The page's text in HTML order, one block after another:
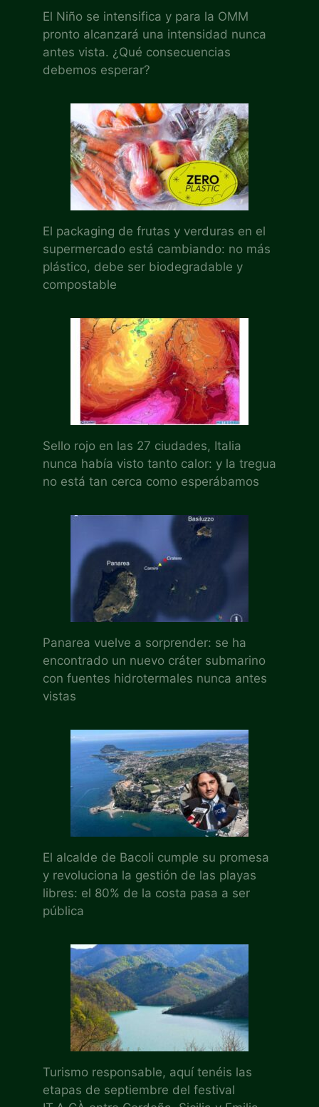
El Niño se intensifica y para la OMM
pronto alcanzará una intensidad nunca
antes vista. ¿Qué consecuencias
debemos esperar?
El packaging de frutas y verduras en el
supermercado está cambiando: no más
plástico, debe ser biodegradable y
compostable
Sello rojo en las 27 ciudades, Italia
nunca había visto tanto calor: y la tregua
no está tan cerca como esperábamos
Panarea vuelve a sorprender: se ha
encontrado un nuevo cráter submarino
con fuentes hidrotermales nunca antes
vistas
El alcalde de Bacoli cumple su promesa
y revoluciona la gestión de las playas
libres: el 80% de la costa pasa a ser
pública
Turismo responsable, aquí tenéis las
etapas de septiembre del festival